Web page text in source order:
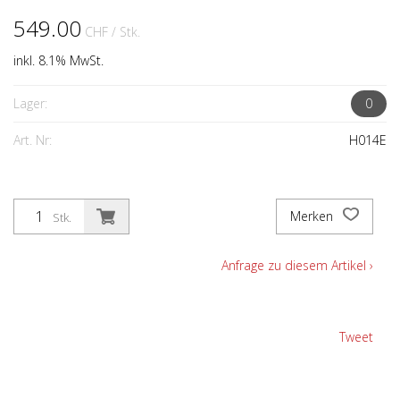
549.00 CHF / Stk.
inkl. 8.1% MwSt.
Lager: 0
Art. Nr: H014E
Stk. Merken
Anfrage zu diesem Artikel ›
Tweet